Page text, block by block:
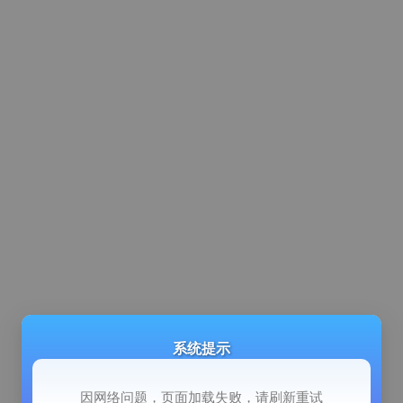
系统提示
因网络问题，页面加载失败，请刷新重试